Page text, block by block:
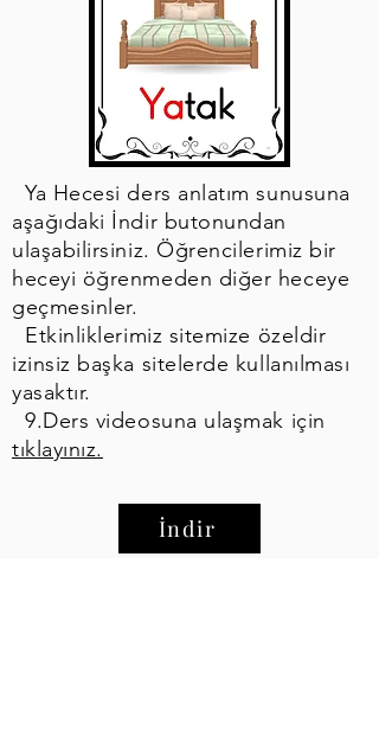
Ya Hecesi ders anlatım sunusuna
aşağıdaki İndir butonundan
ulaşabilirsiniz. Öğrencilerimiz bir
heceyi öğrenmeden diğer heceye
geçmesinler.
Etkinliklerimiz sitemize özeldir
izinsiz başka sitelerde kullanılması
yasaktır.
9.Ders videosuna ulaşmak için
tıklayınız.
İndir